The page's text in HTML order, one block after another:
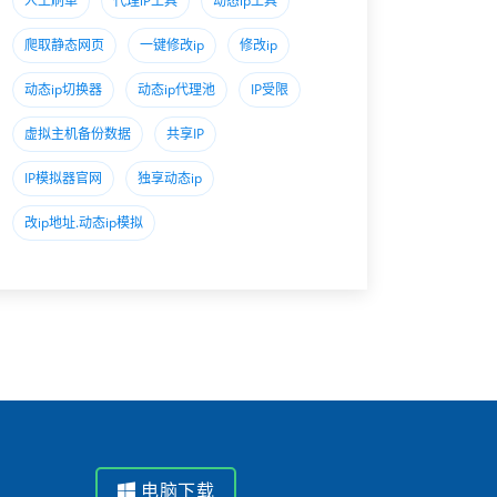
爬取静态网页 一键修改ip 修改ip
动态ip切换器 动态ip代理池 IP受限
虚拟主机备份数据 共享IP
IP模拟器官网 独享动态ip
改ip地址.动态ip模拟
电脑下载